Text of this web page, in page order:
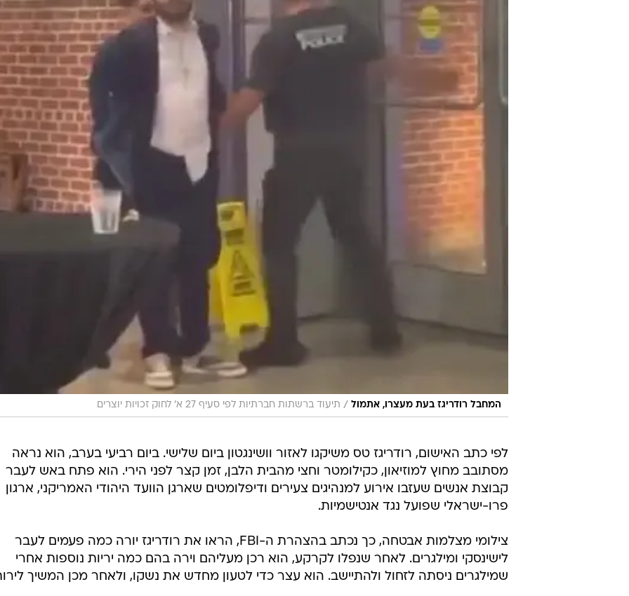
המחבל רודריגז בעת מעצרו, אתמול / תיעוד ברשתות חברתיות לפי סעיף 27 א' לחוק זכויות יוצרים
לפי כתב האישום, רודריגז טס משיקגו לאזור וושינגטון ביום שלישי. ביום רביעי בערב, הוא נראה
מסתובב מחוץ למוזיאון, כקילומטר וחצי מהבית הלבן, זמן קצר לפני הירי. הוא פתח באש לעבר
קבוצת אנשים שעזבו אירוע למנהיגים צעירים ודיפלומטים שארגן הוועד היהודי האמריקני, ארגון
פרו-ישראלי שפועל נגד אנטישמיות.
צילומי מצלמות אבטחה, כך נכתב בהצהרת ה-FBI, הראו את רודריגז יורה כמה פעמים לעבר
לישינסקי ומילגרים. לאחר שנפלו לקרקע, הוא רכן מעליהם וירה בהם כמה יריות נוספות אחרי
שמילגרים ניסתה לזחול ולהתיישב. הוא עצר כדי לטעון מחדש את נשקו, ולאחר מכן המשיך